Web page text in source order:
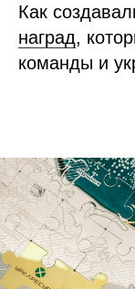
Как
наград,
команды и